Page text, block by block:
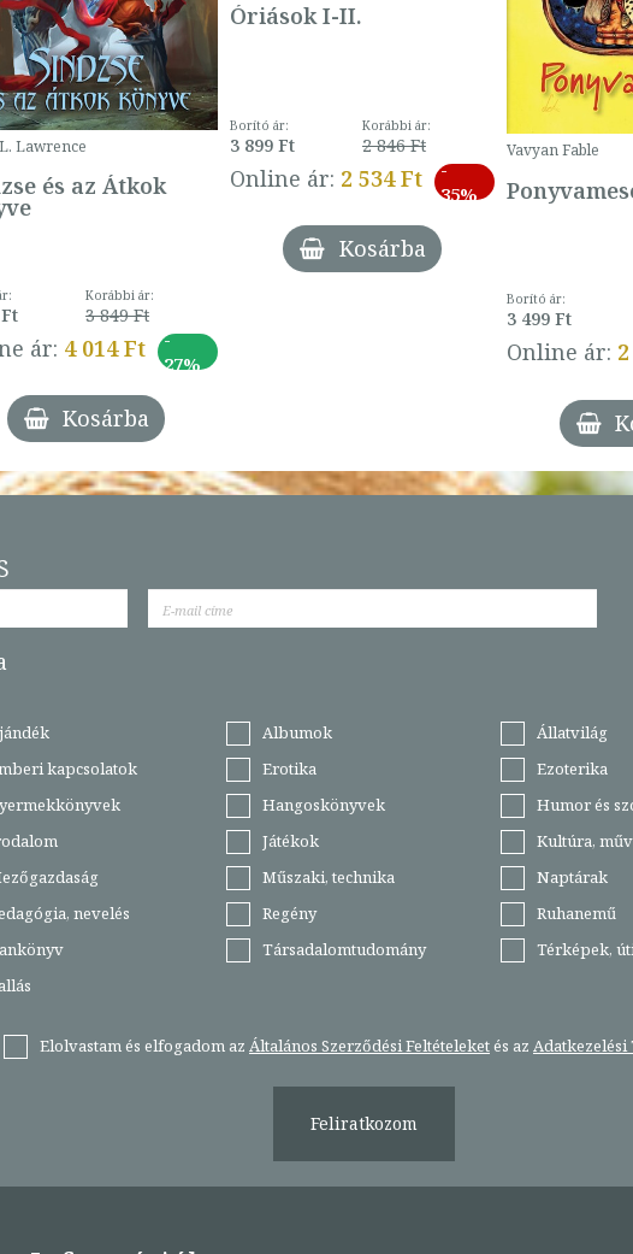
Lawrence
és az Átkok
Korábbi ár:
3 849 Ft
ár: 4 014 Ft
-
27%
Kosárba
Óriások I-II.
Borító ár:
3 899 Ft
Korábbi ár:
2 846 Ft
Online ár: 2 534 Ft
-
35%
Kosárba
Vavyan Fable
Borító ár:
3 499 Ft
Online ár:
Albumok
Állatvilág
kapcsolatok Erotika
Ezoterika
Hangoskönyvek
Humor és
Játékok
Kultúra,
Műszaki, technika
Naptárak
nevelés Regény
Ruhanemű
Társadalomtudomány
Térképek,
Elolvastam és elfogadom az Általános Szerződési Feltételeketés az
Feliratkozom